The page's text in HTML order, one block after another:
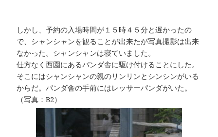
しかし、予約の入場時間が１５時４５分と遅かったの
で、シャンシャンを観ることが出来たが写真撮影は出来
なかった。シャンシャンは寝ていました。
仕方なく西園にあるパンダ舎に駆け付けることにした。
そこにはシャンシャンの親のリンリンとシンシンがいる
からだ。パンダ舎の手前にはレッサーパンダがいた。
（写真：B2）